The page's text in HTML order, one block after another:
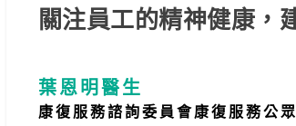
關注員工的精神健康，
葉恩明醫生
康復服務諮詢委員會康復服務公